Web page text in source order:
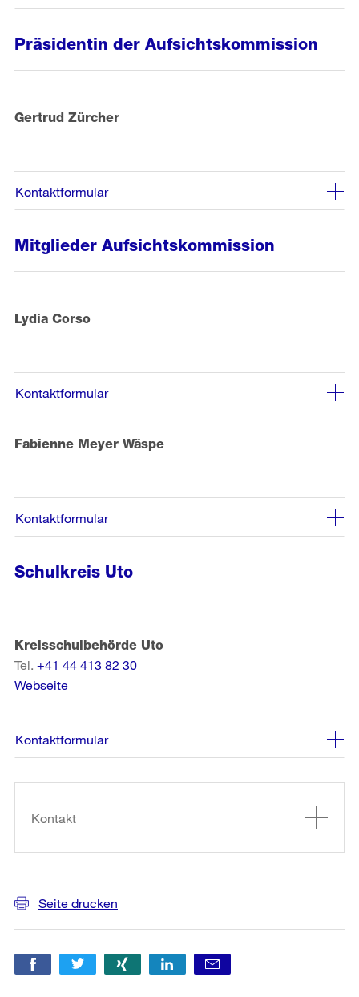
Präsidentin der Aufsichtskommission
Gertrud Zürcher
Kontaktformular
Mitglieder Aufsichtskommission
Lydia Corso
Kontaktformular
Fabienne Meyer Wäspe
Kontaktformular
Schulkreis Uto
Kreisschulbehörde Uto
Tel. +41 44 413 82 30
Webseite
Kontaktformular
Informationen
Kontakt
Seite drucken